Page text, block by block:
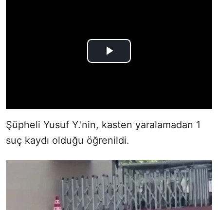
Şüpheli Yusuf Y.'nin, kasten yaralamadan 1
suç kaydı olduğu öğrenildi.